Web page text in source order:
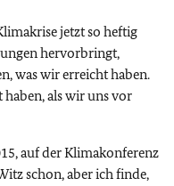
jetzt so heftig
hervorbringt,
was wir erreicht haben.
als wir uns vor
auf der Klimakonferenz
schon, aber ich finde,